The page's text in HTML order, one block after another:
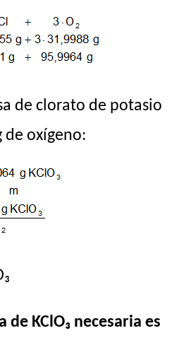
de clorato de potasio
de oxígeno:
de KClO₃ necesaria es